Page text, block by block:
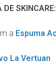
DE SKINCARE:
a Espuma
La Vertuan